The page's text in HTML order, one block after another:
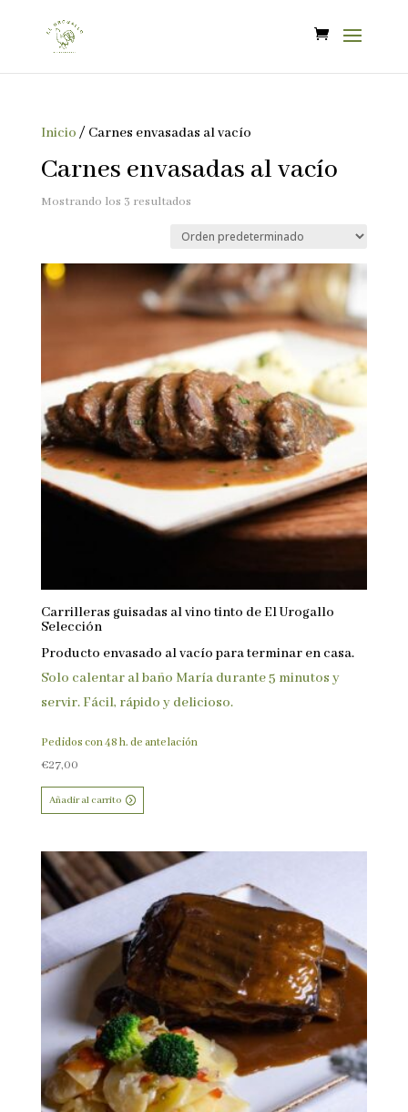
Inicio / Carnes envasadas al vacío
Carnes envasadas al vacío
Mostrando los 3 resultados
Carrilleras guisadas al vino tinto de El Urogallo
Selección
Producto envasado al vacío para terminar en casa.
Solo calentar al baño María durante 5 minutos y
servir. Fácil, rápido y delicioso.
Pedidos con 48 h. de antelación
€27,00
Añadir al carrito